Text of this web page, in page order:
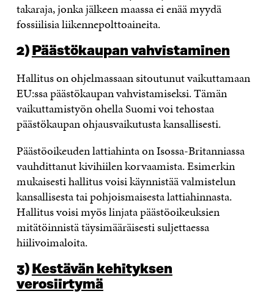
takaraja, jonka jälkeen maassa ei enää myydä
fossiilisia liikennepolttoaineita.
2) Päästökaupan vahvistaminen
Hallitus on ohjelmassaan sitoutunut vaikuttamaan
EU:ssa päästökaupan vahvistamiseksi. Tämän
vaikuttamistyön ohella Suomi voi tehostaa
päästökaupan ohjausvaikutusta kansallisesti.
Päästöoikeuden lattiahinta on Isossa-Britanniassa
vauhdittanut kivihiilen korvaamista. Esimerkin
mukaisesti hallitus voisi käynnistää valmistelun
kansallisesta tai pohjoismaisesta lattiahinnasta.
Hallitus voisi myös linjata päästöoikeuksien
mitätöinnistä täysimääräisesti suljettaessa
hiilivoimaloita.
3) Kestävän kehityksen
verosiirtymä